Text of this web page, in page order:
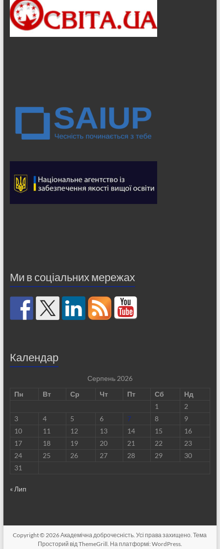
Ми в соціальних мережах
Календар
Серпень 2026
Пн
Вт Ср Чт Пт Сб
Нд
1
2
3
4 5 6 7 8
9
10
11 12 13 14 15
16
17
18 19 20 21 22
23
24
25 26 27 28 29
30
31
« Лип
Copyright © 2026Академічна доброчесність . Усі права захищено. Тема
Просторий від ThemeGrill. На платформі: WordPress.